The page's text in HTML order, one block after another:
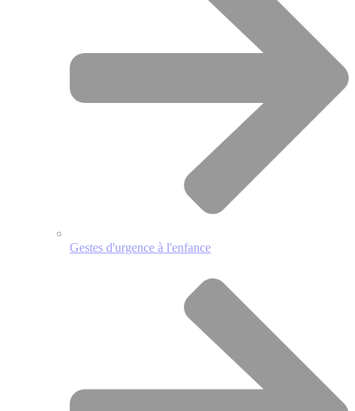
Gestes d'urgence à l'enfance